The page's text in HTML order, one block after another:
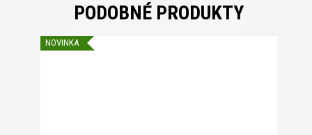
PODOBNÉ PRODUKTY
NOVINKA